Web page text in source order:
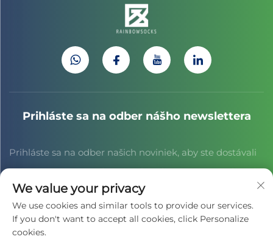
Prihláste sa na odber nášho newslettera
Prihláste sa na odber našich noviniek, aby ste dostávali
najnovšie správy z odvetvia, aktualizácie a poznatky od
nášho tímu.
We value your privacy
We use cookies and similar tools to provide our services.
If you don't want to accept all cookies, click Personalize
cookies.